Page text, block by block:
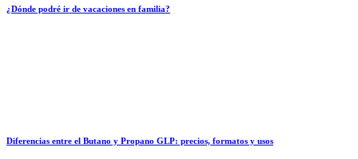
¿Dónde podré ir de vacaciones en familia?
Diferencias entre el Butano y Propano GLP: precios, formatos y usos